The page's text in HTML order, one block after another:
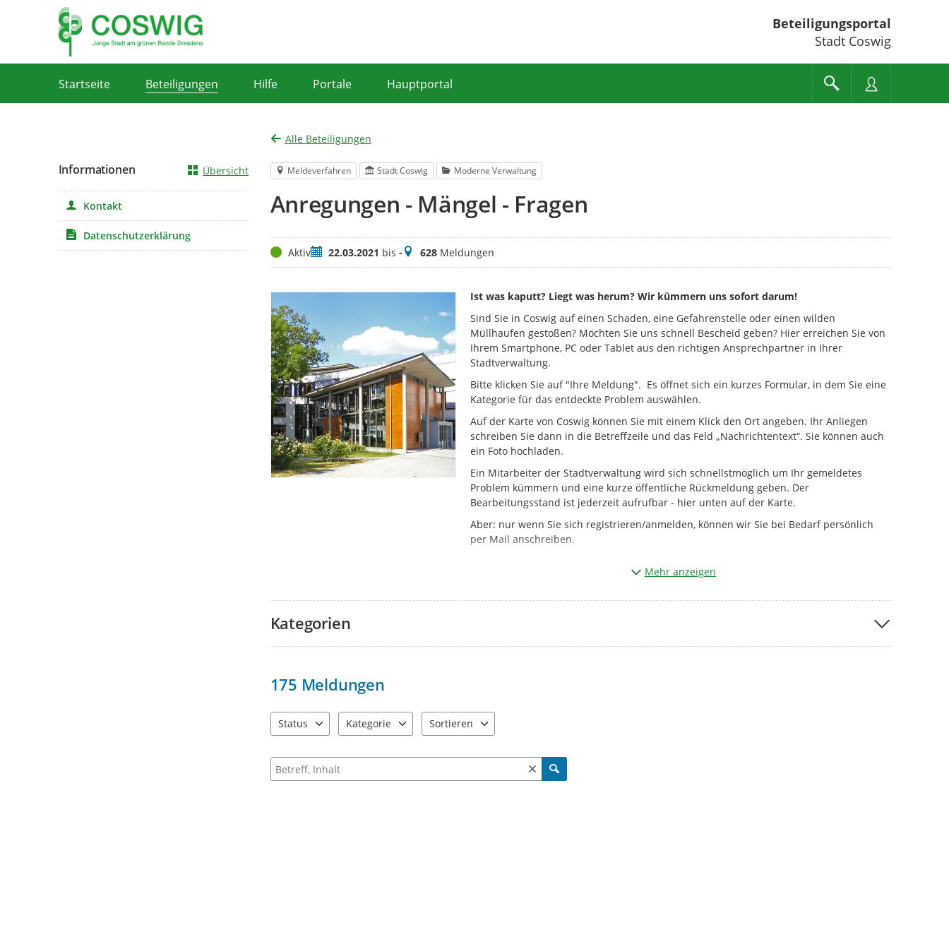
Beteiligungsportal
Stadt Coswig
Startseite Beteiligungen Hilfe Portale Hauptportal
Alle Beteiligungen
Meldeverfahren Stadt Coswig Moderne Verwaltung
Anregungen - Mängel - Fragen
StatusAktivZeitraum
22.03.2021 bis -Meldungen
628Meldungen
Ist was kaputt? Liegt was herum? Wir kümmern uns sofort darum!
Sind Sie in Coswig auf einen Schaden, eine Gefahrenstelle oder einen wilden
Müllhaufen gestoßen? Möchten Sie uns schnell Bescheid geben? Hier erreichen Sie von
Ihrem Smartphone, PC oder Tablet aus den richtigen Ansprechpartner in Ihrer
Stadtverwaltung.
Bitte klicken Sie auf "Ihre Meldung". Es öffnet sich ein kurzes Formular, in dem Sie eine
Kategorie für das entdeckte Problem auswählen.
Auf der Karte von Coswig können Sie mit einem Klick den Ort angeben. Ihr Anliegen
schreiben Sie dann in die Betreffzeile und das Feld „Nachrichtentext“. Sie können auch
ein Foto hochladen.
Ein Mitarbeiter der Stadtverwaltung wird sich schnellstmöglich um Ihr gemeldetes
Problem kümmern und eine kurze öffentliche Rückmeldung geben. Der
Bearbeitungsstand ist jederzeit aufrufbar - hier unten auf der Karte.
Aber: nur wenn Sie sich registrieren/anmelden, können wir Sie bei Bedarf persönlich
per Mail anschreiben.
geärgert haben: schreiben Sie uns bitte so, wie Sie selbst angesprochen werden
Und nun klicken Sie einfach auf „Ihre Meldung“ - und los geht’s.
Mehr anzeigen
Kategorien
175 Meldungen
Status
Kategorie
Sortieren
Suche nach Meldungen und Kommentaren
Informationen Übersicht
Kontakt
Datenschutzerklärung